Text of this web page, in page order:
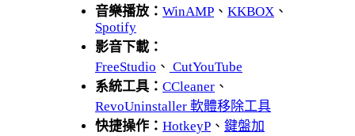
音樂播放： WinAMP 、 KKBOX 、
Spotify
影音下載：
FreeStudio 、 CutYouTube
系統工具： CCleaner 、
RevoUninstaller 軟體移除工具
快捷操作： HotkeyP 、 鍵盤加